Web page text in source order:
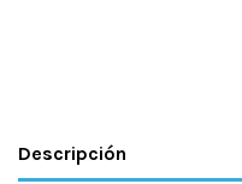
Descripción